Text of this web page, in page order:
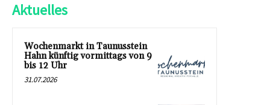
Aktuelles
Wochenmarkt in Taunusstein
Hahn künftig vormittags von 9
bis 12 Uhr
31.07.2026